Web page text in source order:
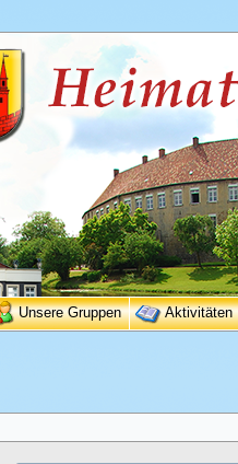
Unsere Gruppen Aktivitäten